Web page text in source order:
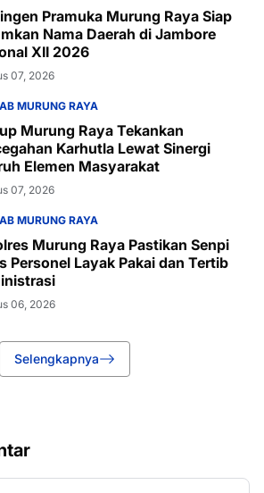
Pramuka Murung Raya Siap
Nama Daerah di Jambore
XII 2026
07, 2026
MURUNG RAYA
Murung Raya Tekankan
Karhutla Lewat Sinergi
Elemen Masyarakat
07, 2026
MURUNG RAYA
Murung Raya Pastikan Senpi
Personel Layak Pakai dan Tertib
06, 2026
Selengkapnya